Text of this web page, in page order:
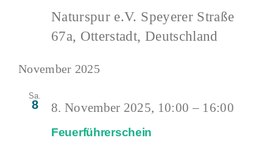
Naturspur e.V. Speyerer Straße
67a, Otterstadt, Deutschland
November 2025
Sa.
8
Feuerführerschein
8. November 2025, 10:00 – 16:00